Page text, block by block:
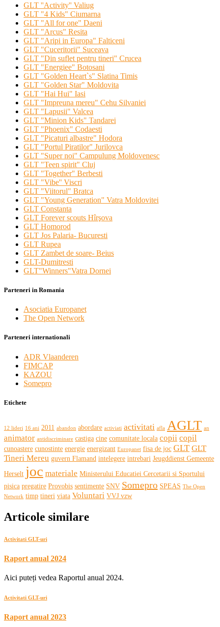
GLT ''Activity'' Valiug
GLT "4 Kids" Ciumarna
GLT "All for one" Daeni
GLT "Arcus" Resita
GLT "Aripi in Europa" Falticeni
GLT "Cuceritorii" Suceava
GLT "Din suflet pentru tineri" Crucea
GLT "Energiee" Botosani
GLT "Golden Heart`s" Slatina Timis
GLT "Golden Star" Moldovita
GLT "Hai Hui" Iasi
GLT "Impreuna mereu" Cehu Silvaniei
GLT "Lapusii" Valcea
GLT "Minion Kids" Tandarei
GLT "Phoenix" Codaesti
GLT "Picaturi albastre" Hodora
GLT "Portul Piratilor" Jurilovca
GLT "Super noi" Campulung Moldovenesc
GLT "Teen spirit" Cluj
GLT "Together" Berbesti
GLT "Vibe'' Viscri
GLT "Viitorul" Bratca
GLT "Young Generation" Vatra Moldovitei
GLT Constanta
GLT Forever scouts Hîrşova
GLT Homorod
GLT Jos Palaria- Bucuresti
GLT Rupea
GLT Zambet de soare- Beius
GLT-Dumitresti
GLT"Winners"Vatra Dornei
Parteneri in Romania
Asociatia Europanet
The Open Network
Parteneri internationali
ADR Vlaanderen
FIMCAP
KAZOU
Somepro
Etichete
12 lideri 16 ani 2011 abandon abordare activiati activitati afla AGLT an
animator antidiscriminare castiga cine comunitate locala copii copil
cunoastere cunostinte energie energizant Europanet fisa de joc GLT GLT
Tineri Mereu guvern Flamand intelegere intrebari Jeugddienst Gemeente
Herselt joc materiale Ministerului Educatiei Cercetarii si Sportului
pisica pregatire Provobis sentimente SNV Somepro SPEAS The Open
Network timp tineri viata Voluntari VVJ vzw
Articole similare
Activitati GLT-uri
Raport anual 2024
Aici puteți vedea Raportul anual 2024.
Activitati GLT-uri
Raport anual 2023